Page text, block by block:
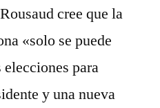
cree que la
«solo se puede
para
y una nueva